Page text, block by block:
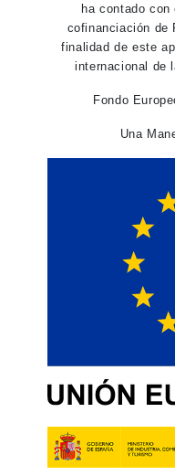
ha contado
cofinanciación de
finalidad de este
internacional de
Fondo
Una